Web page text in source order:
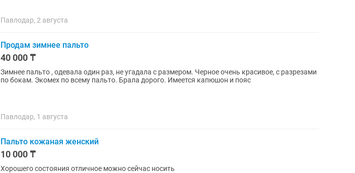
Павлодар, 2 августа
Продам зимнее пальто
40 000 ₸
Зимнее пальто , одевала один раз, не угадала с размером. Черное очень красивое, с разрезами
по бокам. Экомех по всему пальто. Брала дорого. Имеется капюшон и пояс
Павлодар, 1 августа
Пальто кожаная женский
10 000 ₸
Хорошего состояния отличное можно сейчас носить